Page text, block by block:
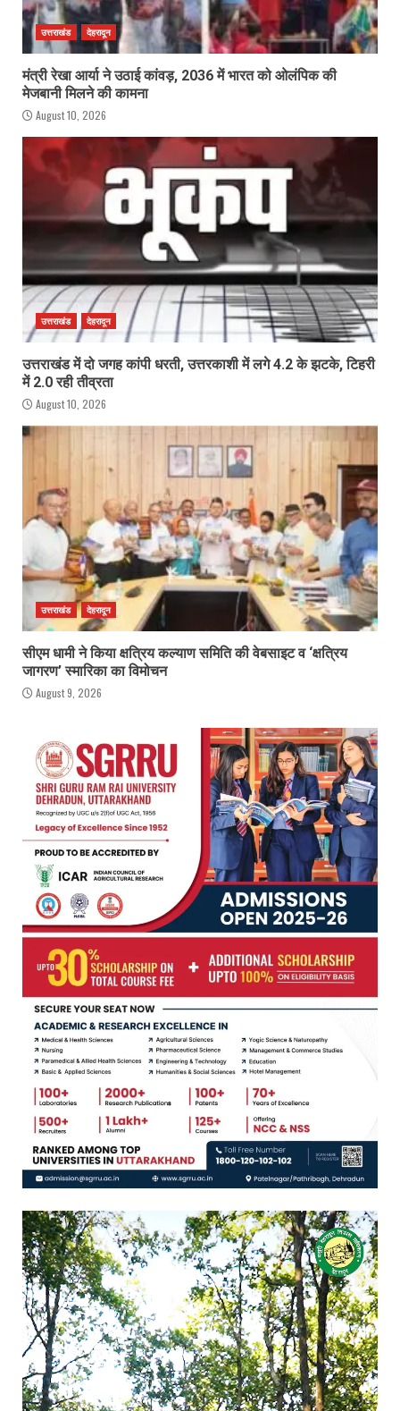
उत्तराखंड देहरादून
मंत्री रेखा आर्या ने उठाई कांवड़, 2036 में भारत को ओलंपिक की
मेजबानी मिलने की कामना
August 10, 2026
उत्तराखंड देहरादून
उत्तराखंड में दो जगह कांपी धरती, उत्तरकाशी में लगे 4.2 के झटके, टिहरी
में 2.0 रही तीव्रता
August 10, 2026
उत्तराखंड देहरादून
सीएम धामी ने किया क्षत्रिय कल्याण समिति की वेबसाइट व ‘क्षत्रिय
जागरण’ स्मारिका का विमोचन
August 9, 2026
Video
Player